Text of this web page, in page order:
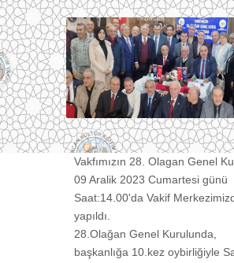
Vakfımızın 28. Olagan Genel
09 Aralik 2023 Cumartesi günü
Saat:14.00'da Vakif
yapıldı.
28.Olağan Genel Kurulunda,
başkanlığa 10.kez oybirliğiyle